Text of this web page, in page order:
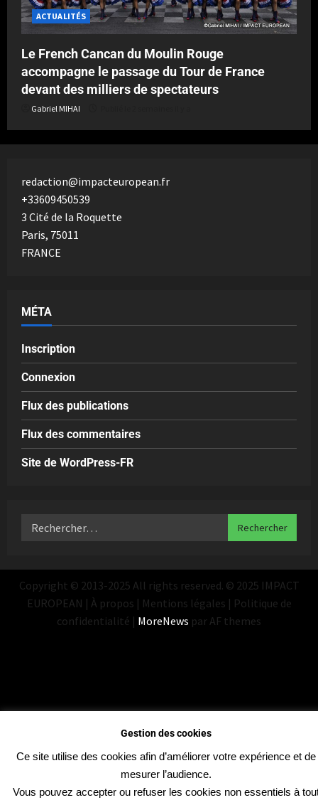
ACTUALITÉS
Le French Cancan du Moulin Rouge
accompagne le passage du Tour de France
devant des milliers de spectateurs
Gabriel MIHAI
redaction@impacteuropean.fr
+33609450539
3 Cité de la Roquette
Paris, 75011
FRANCE
MÉTA
Inscription
Connexion
Flux des publications
Flux des commentaires
Site de WordPress-FR
Copyright © 2013-2025 All rights reserved. © 2025 IMPACT
EUROPEAN | À propos | Mentions légales | Politique de
confidentialité | MoreNews par AF themes
Gestion des cookies
Ce site utilise des cookies afin d’améliorer votre expérience et de
mesurer l’audience.
Vous pouvez accepter ou refuser les cookies non essentiels à